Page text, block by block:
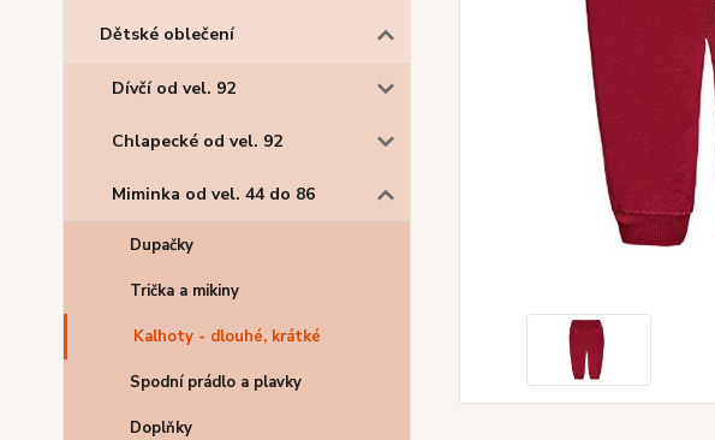
Dětské oblečení
Dívčí od vel. 92
Chlapecké od vel. 92
Miminka od vel. 44 do 86
Dupačky
Trička a mikiny
Kalhoty - dlouhé, krátké
Spodní prádlo a plavky
Doplňky